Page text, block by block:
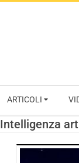
ARTICOLI
Intelligenza